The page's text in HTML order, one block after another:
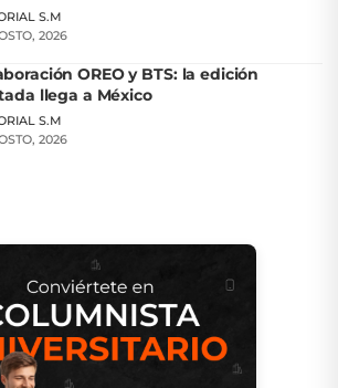
S.M
2026
OREO y BTS: la edición
llega a México
S.M
2026